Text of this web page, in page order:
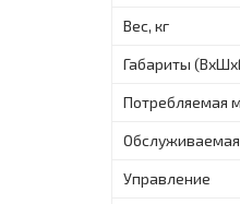
Вес, кг
Габариты
Потребляемая
Управление